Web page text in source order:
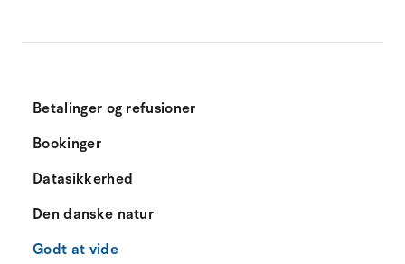
Betalinger og refusioner
Bookinger
Datasikkerhed
Den danske natur
Godt at vide